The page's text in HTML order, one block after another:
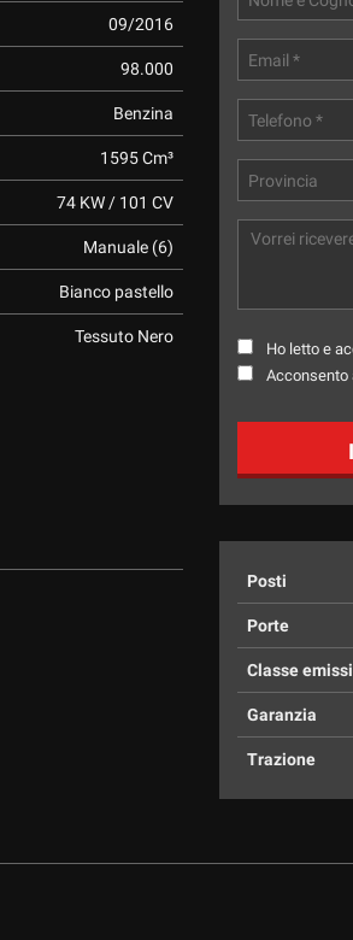
09/2016
98.000
Benzina
1595 Cm³
74 KW / 101 CV
Manuale (6)
Bianco pastello
Tessuto Nero
Ho letto e
Acconsento
Posti
Porte
Classe
Garanzia
Trazione